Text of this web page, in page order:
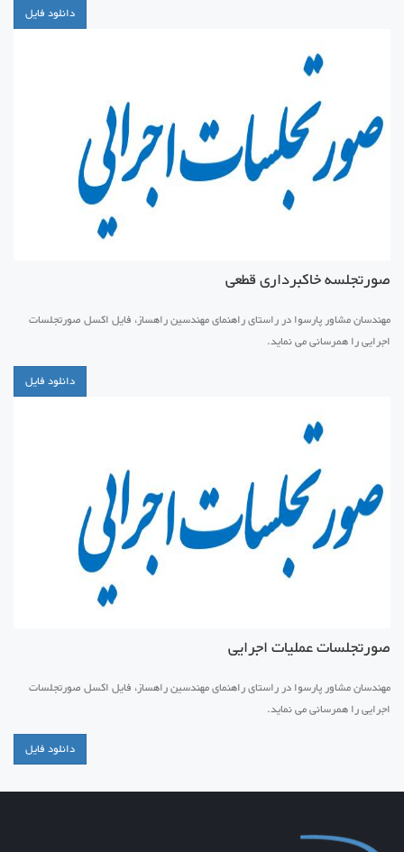
دانلود فایل
صورتجلسه خاکبرداری قطعی
مهندسان مشاور پارسوا در راستای راهنمای مهندسین راهساز، فایل اکسل صورتجلسات
اجرایی را همرسانی می نماید.
دانلود فایل
صورتجلسات عملیات اجرایی
مهندسان مشاور پارسوا در راستای راهنمای مهندسین راهساز، فایل اکسل صورتجلسات
اجرایی را همرسانی می نماید.
دانلود فایل